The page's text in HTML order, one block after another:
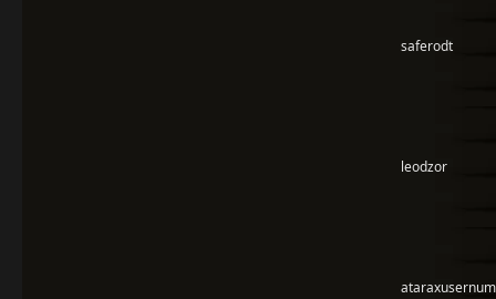
saferodt
leodzor